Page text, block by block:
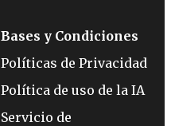
Bases y Condiciones
Políticas de Privacidad
Política de uso de la IA
Servicio de